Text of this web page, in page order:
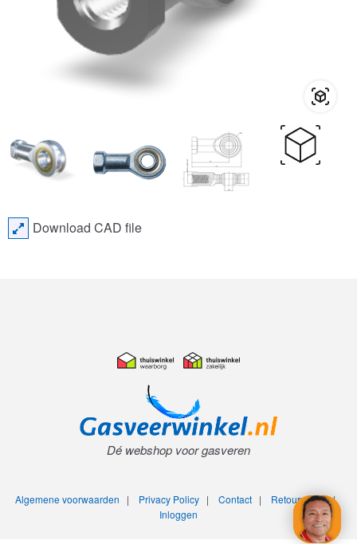
Download CAD file
Dé webshop voor gasveren
Algemene voorwaarden | Privacy Policy| Contact| Retourneren|
Inloggen